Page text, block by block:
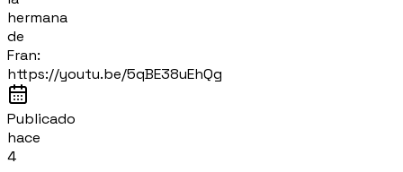
hermana
de
Fran:
https://youtu.be/5qBE38uEhQg
Publicado
hace
4